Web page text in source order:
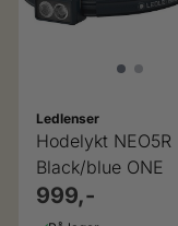
Ledlenser
Hodelykt NEO5R
Black/blue ONE
999,-